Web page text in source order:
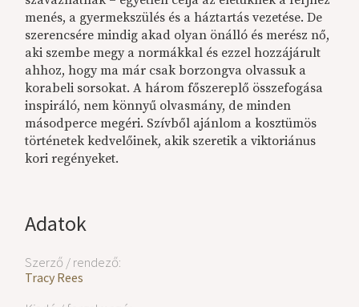
Adatok
Szerző / rendező:
Tracy Rees
menés, a gyermekszülés és a háztartás vezetése. De
szerencsére mindig akad olyan önálló és merész nő,
aki szembe megy a normákkal és ezzel hozzájárult
ahhoz, hogy ma már csak borzongva olvassuk a
korabeli sorsokat. A három főszereplő összefogása
inspiráló, nem könnyű olvasmány, de minden
másodperce megéri. Szívből ajánlom a kosztümös
történetek kedvelőinek, akik szeretik a viktoriánus
kori regényeket.